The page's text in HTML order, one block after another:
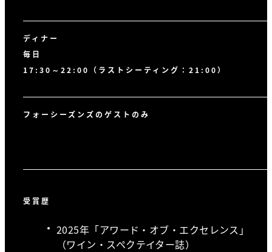
ディナー
毎日
17:30～22:00（ラストシーティング：21:00）
フォーシーズンズのゲストのみ
受賞歴
2025年「アワード・オブ・エクセレンス」
（ワイン・スペクテイター誌）